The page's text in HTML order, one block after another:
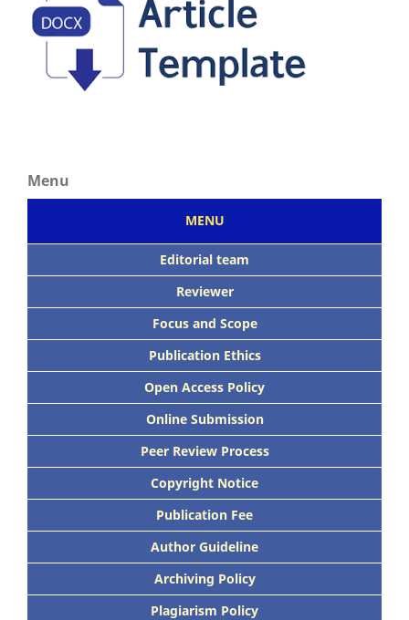
Menu
MENU
Editorial team
Reviewer
Focus and Scope
Publication Ethics
Open Access Policy
Online Submission
Peer Review Process
Copyright Notice
Publication Fee
Author Guideline
Archiving Policy
Plagiarism Policy